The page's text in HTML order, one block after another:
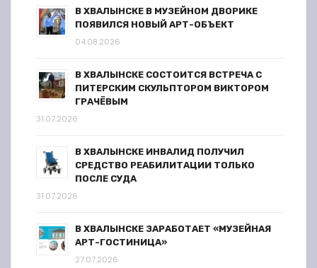
В ХВАЛЫНСКЕ В МУЗЕЙНОМ ДВОРИКЕ
ПОЯВИЛСЯ НОВЫЙ АРТ-ОБЪЕКТ
04.08.2026
В ХВАЛЫНСКЕ СОСТОИТСЯ ВСТРЕЧА С
ПИТЕРСКИМ СКУЛЬПТОРОМ ВИКТОРОМ
ГРАЧЁВЫМ
31.07.2026
В ХВАЛЫНСКЕ ИНВАЛИД ПОЛУЧИЛ
СРЕДСТВО РЕАБИЛИТАЦИИ ТОЛЬКО
ПОСЛЕ СУДА
31.07.2026
В ХВАЛЫНСКЕ ЗАРАБОТАЕТ «МУЗЕЙНАЯ
АРТ-ГОСТИНИЦА»
27.07.2026